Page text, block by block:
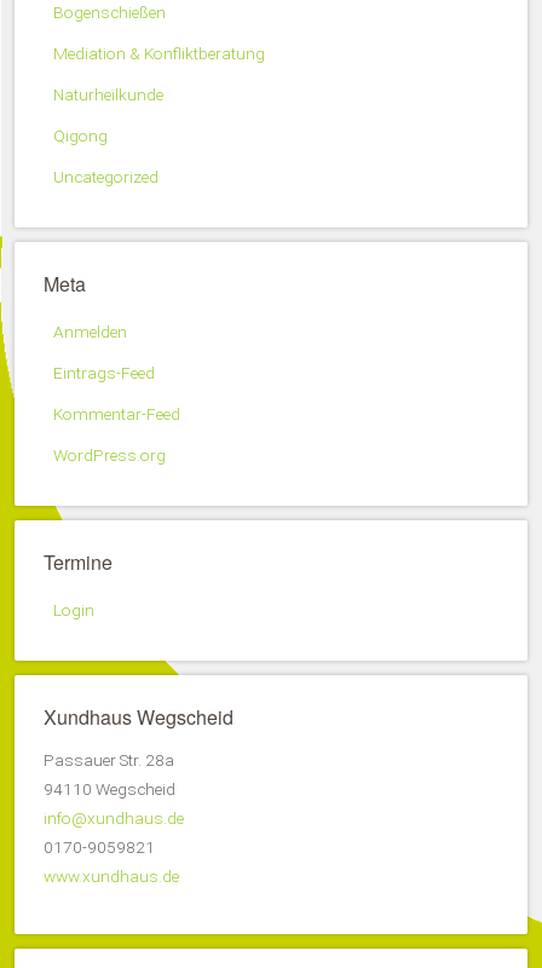
Bogenschießen
Mediation & Konfliktberatung
Naturheilkunde
Qigong
Uncategorized
Meta
Anmelden
Eintrags-Feed
Kommentar-Feed
WordPress.org
Termine
Login
Xundhaus Wegscheid
Passauer Str. 28a
94110 Wegscheid
info@xundhaus.de
0170-9059821
www.xundhaus.de